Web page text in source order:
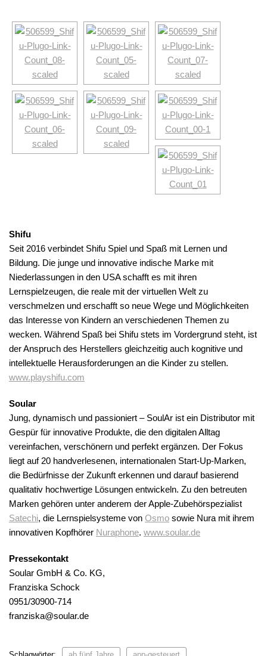
Shifu
Seit 2016 verbindet Shifu Spiel und Spaß mit Lernen und
Bildung. Die junge und innovative indische Marke mit
Niederlassungen in den USA schafft es mit ihren
Lernspielzeugen, die reale mit der virtuellen Welt zu
verschmelzen und erschafft so neue Wege und Möglichkeiten
das Interesse von Kindern an verschiedenen Themen zu
wecken. Während Spaß bei Shifu stets im Vordergrund steht, ist
der Anspruch des Herstellers gleichzeitig auch kognitive und
intellektuelle Herausforderungen an die Kinder zu stellen.
www.playshifu.com
Soular
Jung, dynamisch und passioniert – SoulAr ist ein Distributor mit
Gespür für innovative Produkte, die den digitalen Alltag
vereinfachen, verschönern und perfekt ergänzen. Der Fokus
liegt auf 20 handverlesenen, internationalen Start-Up-Marken,
die Bedürfnisse der Zukunft erkennen und darauf basierend
qualitativ hochwertige Lösungen entwickeln. Zu den betreuten
Marken gehören unter anderem der Apple-Zubehörspezialist
Satechi, die Lernspielsysteme von Osmo sowie Nura mit ihrem
innovativen Kopfhörer Nuraphone. www.soular.de
Pressekontakt
Soular GmbH & Co. KG,
Franziska Schock
0951/30900-714
franziska@soular.de